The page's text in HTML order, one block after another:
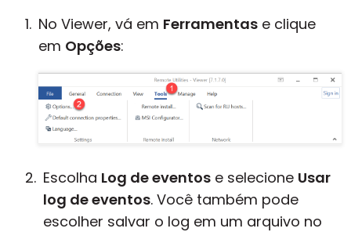
No Viewer, vá em Ferramentas e clique
em Opções:
Escolha Log de eventos e selecione Usar
log de eventos. Você também pode
escolher salvar o log em um arquivo no